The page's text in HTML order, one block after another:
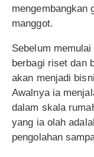
mengembangkan
manggot.
Sebelum
berbagi riset dan
akan menjadi
Awalnya ia
dalam skala
yang ia olah
pengolahan